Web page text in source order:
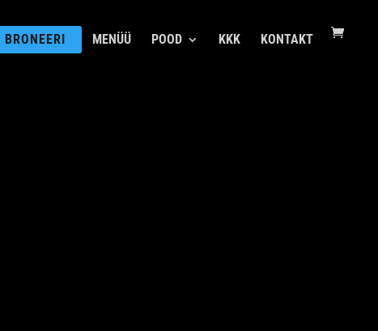
BRONEERI MENÜÜ POOD KKK KONTAKT